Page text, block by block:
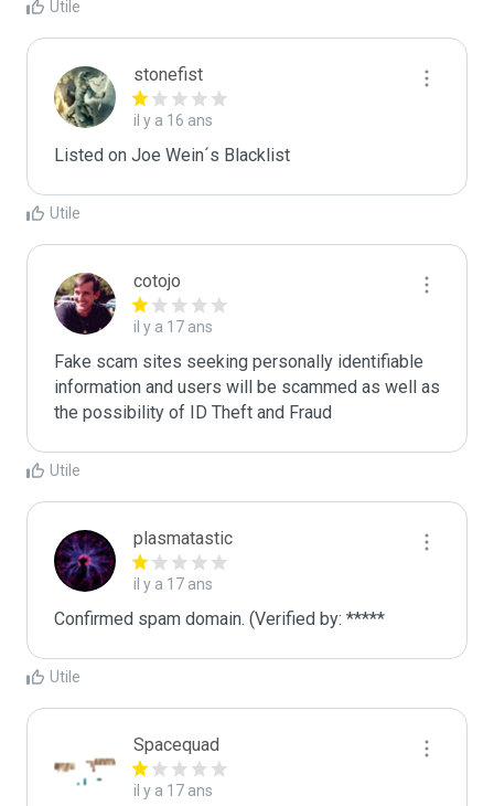
Utile
stonefist
il y a 16 ans
Listed on Joe Wein´s Blacklist
Utile
cotojo
il y a 17 ans
Fake scam sites seeking personally identifiable
information and users will be scammed as well as
the possibility of ID Theft and Fraud
Utile
plasmatastic
il y a 17 ans
Confirmed spam domain. (Verified by: *****
Utile
Spacequad
il y a 17 ans